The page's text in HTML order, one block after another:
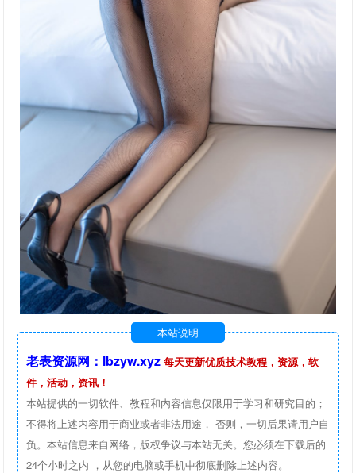
本站说明
老表资源网：lbzyw.xyz 每天更新优质技术教程，资源，软
件，活动，资讯！
本站提供的一切软件、教程和内容信息仅限用于学习和研究目的；
不得将上述内容用于商业或者非法用途， 否则，一切后果请用户自
负。本站信息来自网络，版权争议与本站无关。您必须在下载后的
24个小时之内 ，从您的电脑或手机中彻底删除上述内容。